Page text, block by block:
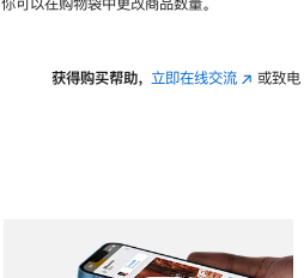
获得购买帮助， 立即在线交流(在 或致电